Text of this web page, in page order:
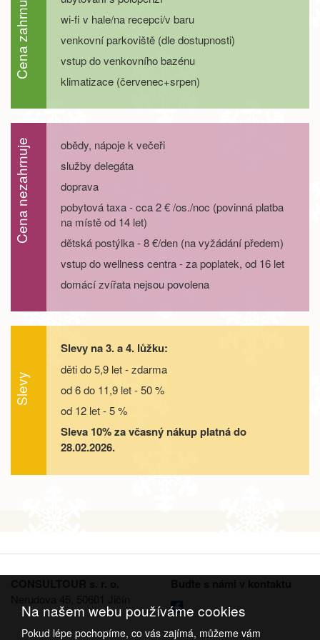
22.08. - 27.08.26
22.08. - 29.08.26 8 dní 13 600 Kč
29.08. - 01.09.26 4 dny 5 400 Kč objednej
29.08. - 02.09.26 5 dní 7 200 Kč
29.08. - 03.09.26
29.08. - 05.09.26 8 dní
05.09. - 08.09.26
4 dny 5 400 Kč
objednej
05.09. - 10.09.26 6 dní 9 000 Kč
05.09. - 12.09.26 8 dní
12.09. - 15.09.26 4 dny 5 400 Kč objednej
objednej
19.09. - 22.09.26 4 dny 5 400 Kč
19.09. - 23.09.26 5 dní 7 200 Kč objednej
Cena zahrnuje
wi-fi v hale/na recepci/v baru
venkovní parkoviště (dle dostupnosti)
vstup do venkovního bazénu
klimatizace (červenec+srpen)
Cena nezahrnuje
obědy, nápoje k večeři
služby delegáta
doprava
pobytová taxa - cca 2 € /os./noc (povinná platba
na místě od 14 let)
dětská postýlka - 8 €/den (na vyžádání předem)
vstup do wellness centra - za poplatek, od 16 let
domácí zvířata nejsou povolena
Slevy
Slevy na 3. a 4. lůžku:
děti do 5,9 let - zdarma
od 6 do 11,9 let - 50 %
od 12 let - 5 %
Sleva 10% za včasný nákup platná do
28.02.2026.
Na našem webu používáme cookies
Pokud lépe pochopíme, co vás zajímá, můžeme vám